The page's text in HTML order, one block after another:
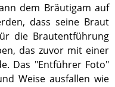
dem Bräutigam auf
dass seine Braut
die Brautentführung
das zuvor mit einer
Das "Entführer Foto"
Weise ausfallen wie